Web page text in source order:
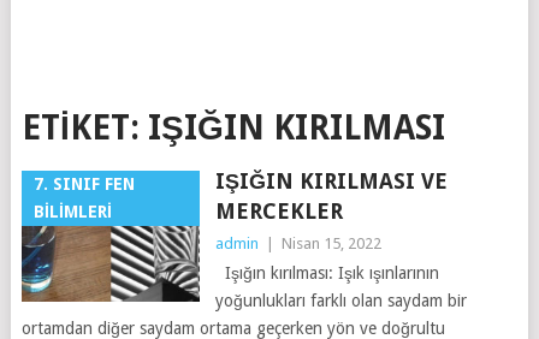
ETIKET: IŞIĞIN KIRILMASI
7. SINIF FEN
BILIMLERI
IŞIĞIN KIRILMASI VE
MERCEKLER
admin Nisan 15, 2022
Işığın kırılması: Işık ışınlarının
yoğunlukları farklı olan saydam bir
ortamdan diğer saydam ortama geçerken yön ve doğrultu